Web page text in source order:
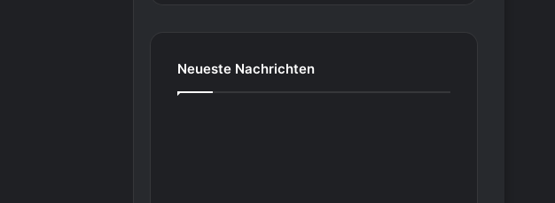
Neueste Nachrichten